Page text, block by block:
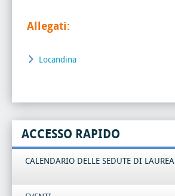
Allegati:
Locandina
ACCESSO RAPIDO
CALENDARIO DELLE SEDUTE DI LAUREA